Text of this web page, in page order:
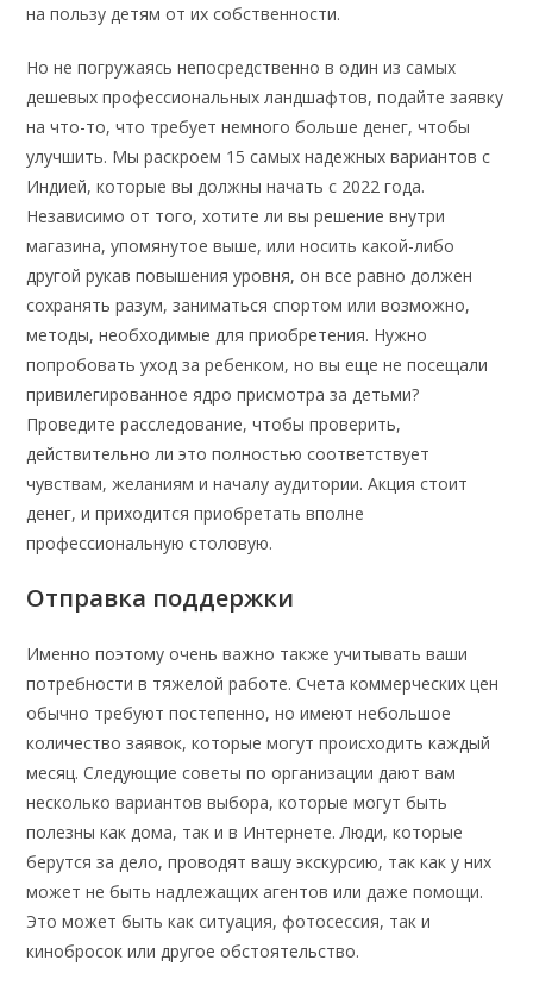
на пользу детям от их собственности.
Но не погружаясь непосредственно в один из самых
дешевых профессиональных ландшафтов, подайте заявку
на что-то, что требует немного больше денег, чтобы
улучшить. Мы раскроем 15 самых надежных вариантов с
Индией, которые вы должны начать с 2022 года.
Независимо от того, хотите ли вы решение внутри
магазина, упомянутое выше, или носить какой-либо
другой рукав повышения уровня, он все равно должен
сохранять разум, заниматься спортом или возможно,
методы, необходимые для приобретения. Нужно
попробовать уход за ребенком, но вы еще не посещали
привилегированное ядро ​​​​присмотра за детьми?
Проведите расследование, чтобы проверить,
действительно ли это полностью соответствует
чувствам, желаниям и началу аудитории. Акция стоит
денег, и приходится приобретать вполне
профессиональную столовую.
Отправка поддержки
Именно поэтому очень важно также учитывать ваши
потребности в тяжелой работе. Счета коммерческих цен
обычно требуют постепенно, но имеют небольшое
количество заявок, которые могут происходить каждый
месяц. Следующие советы по организации дают вам
несколько вариантов выбора, которые могут быть
полезны как дома, так и в Интернете. Люди, которые
берутся за дело, проводят вашу экскурсию, так как у них
может не быть надлежащих агентов или даже помощи.
Это может быть как ситуация, фотосессия, так и
кинобросок или другое обстоятельство.